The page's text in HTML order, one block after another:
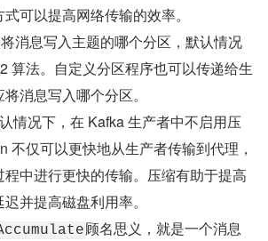
可以提高网络传输的效率。
消息写入主题的哪个分区，默认情况
算法。自定义分区程序也可以传递给生
消息写入哪个分区。
情况下，在 Kafka 生产者中不启用压
不仅可以更快地从生产者传输到代理，
中进行更快的传输。压缩有助于提高
并提高磁盘利用率。
顾名思义，就是一个消息